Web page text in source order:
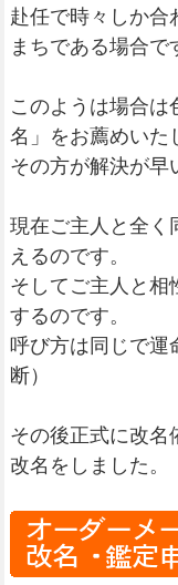
赴任で時々しか合
まちである場合で
このようは場合は
名」をお薦めいた
その方が解決が早
現在ご主人と全く
えるのです。
そしてご主人と相
するのです。
呼び方は同じで運
断）
その後正式に改名
改名をしました。